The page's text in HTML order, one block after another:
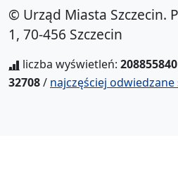
© Urząd Miasta Szczecin.
1, 70-456 Szczecin
liczba wyświetleń: 208855840
32708/ najczęściej